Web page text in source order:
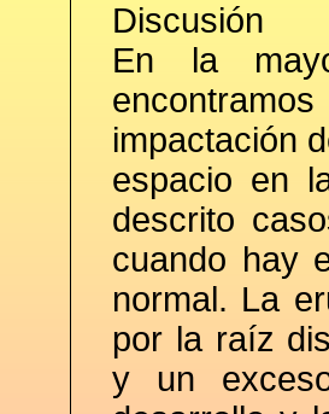
Discusión
En la
impactación
espacio en
descrito
cuando hay
normal. La
por la raíz
y un